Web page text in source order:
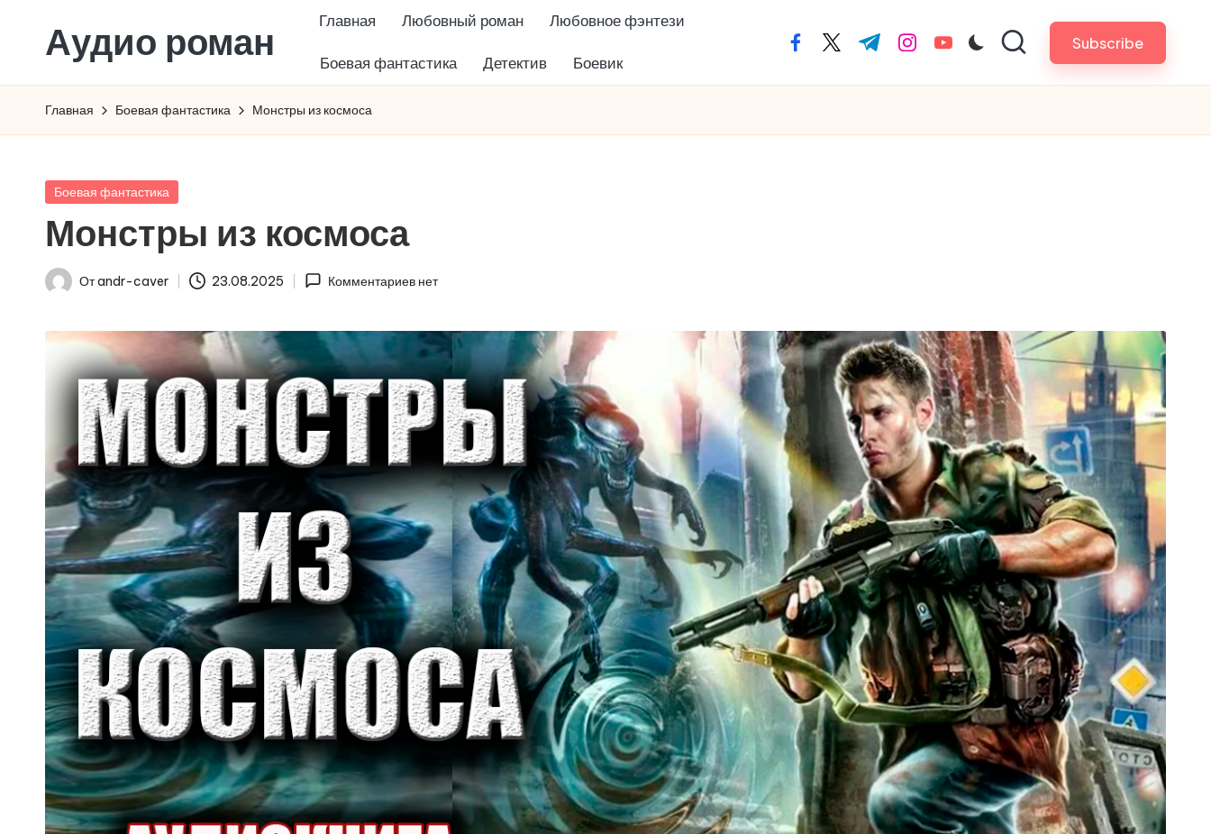
ПерейтиАудио роман Главная Любовный роман Любовное фэнтези
Боевая фантастика Детектив Боевик
facebook.com
twitter.com
t.me instagram.com
youtube.com Subscribe
Главная Боевая фантастика Монстры из космоса
Опубликовано
Боевая фантастика
Монстры из космоса
Запись
Отandr-caver 23.08.2025 Комментариев нет